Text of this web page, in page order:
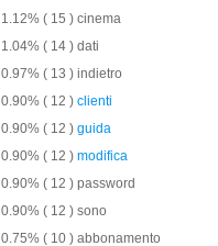
1.12% ( 15 ) cinema
1.04% ( 14 ) dati
0.97% ( 13 ) indietro
0.90% ( 12 ) clienti
0.90% ( 12 ) guida
0.90% ( 12 ) modifica
0.90% ( 12 ) password
0.90% ( 12 ) sono
0.75% ( 10 ) abbonamento